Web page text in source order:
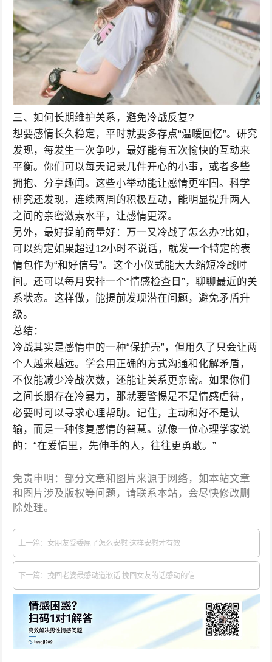
三、如何长期维护关系，避免冷战反复?
想要感情长久稳定，平时就要多存点“温暖回忆”。研究
发现，每发生一次争吵，最好能有五次愉快的互动来
平衡。你们可以每天记录几件开心的小事，或者多些
拥抱、分享趣闻。这些小举动能让感情更牢固。科学
研究还发现，连续两周的积极互动，能明显提升两人
之间的亲密激素水平，让感情更深。
另外，最好提前商量好：万一又冷战了怎么办?比如，
可以约定如果超过12小时不说话，就发一个特定的表
情包作为“和好信号”。这个小仪式能大大缩短冷战时
间。还可以每月安排一个“情感检查日”，聊聊最近的关
系状态。这样做，能提前发现潜在问题，避免矛盾升
级。
总结：
冷战其实是感情中的一种“保护壳”，但用久了只会让两
个人越来越远。学会用正确的方式沟通和化解矛盾，
不仅能减少冷战次数，还能让关系更亲密。如果你们
之间长期存在冷暴力，那就要警惕是不是情感虐待，
必要时可以寻求心理帮助。记住，主动和好不是认
输，而是一种修复感情的智慧。就像一位心理学家说
的：“在爱情里，先伸手的人，往往更勇敢。”
免责申明：部分文章和图片来源于网络，如本站文章
和图片涉及版权等问题，请联系本站，会尽快修改删
除处理。
上一篇：女朋友受委屈了怎么安慰 这样安慰才有效
下一篇：挽回老婆最感动道歉话 挽回女友的话感动的信